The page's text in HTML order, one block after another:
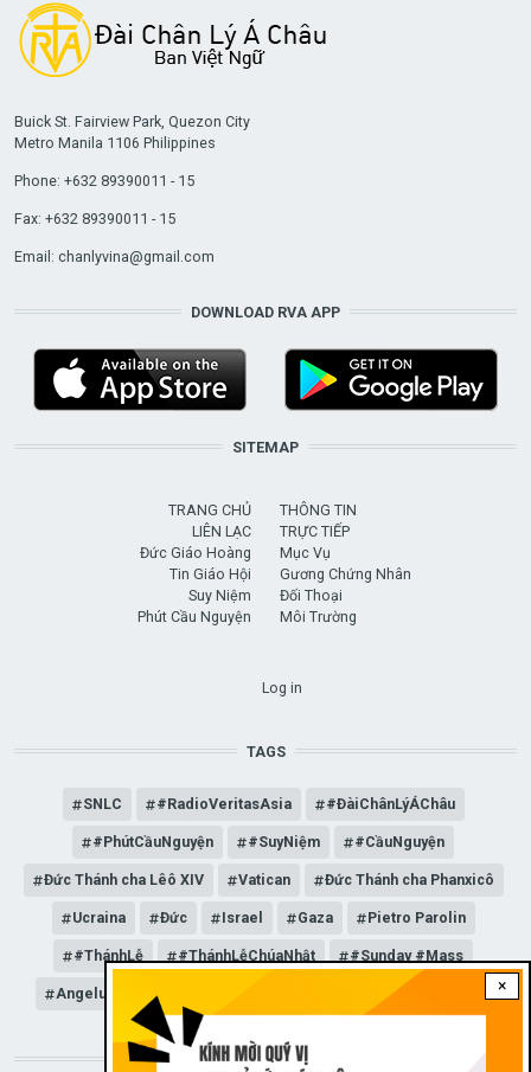
×
Buick St. Fairview Park, Quezon City
Metro Manila 1106 Philippines
Phone: +632 89390011 - 15
Fax: +632 89390011 - 15
Email: chanlyvina@gmail.com
DOWNLOAD RVA APP
SITEMAP
TRANG CHỦ
LIÊN LẠC
Đức Giáo Hoàng
Tin Giáo Hội
Suy Niệm
Phút Cầu Nguyện
THÔNG TIN
TRỰC TIẾP
Mục Vụ
Gương Chứng Nhân
Đối Thoại
Môi Trường
Log in
TAGS
SNLC #RadioVeritasAsia #ĐàiChânLýÁChâu
#PhútCầuNguyện #SuyNiệm #CầuNguyện
Đức Thánh cha Lêô XIV Vatican Đức Thánh cha Phanxicô
Ucraina Đức Israel Gaza Pietro Parolin
#ThánhLễ #ThánhLễChúaNhật #Sunday #Mass
Angelus Đức Giáo hoàng Lêô XIV General Audience
STAY CONNECTED WITH US!